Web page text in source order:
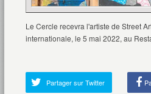
Le Cercle recevra l'artiste de Street
internationale, le 5 mai 2022, au
Partager sur Twitter